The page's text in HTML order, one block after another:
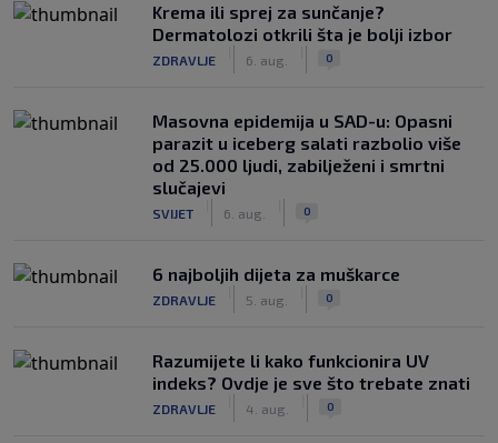
Krema ili sprej za sunčanje?
Dermatolozi otkrili šta je bolji izbor
ZDRAVLJE 6. aug. 0
Masovna epidemija u SAD-u: Opasni
parazit u iceberg salati razbolio više
od 25.000 ljudi, zabilježeni i smrtni
slučajevi
SVIJET 6. aug. 0
6 najboljih dijeta za muškarce
ZDRAVLJE 5. aug. 0
Razumijete li kako funkcionira UV
indeks? Ovdje je sve što trebate znati
ZDRAVLJE 4. aug. 0